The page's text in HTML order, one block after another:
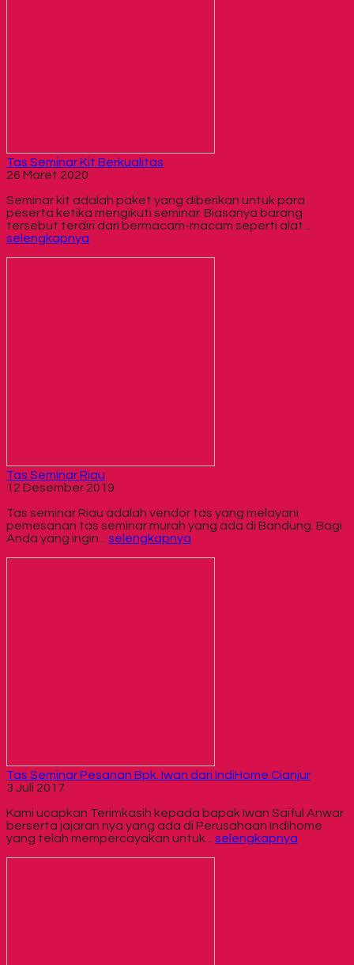
Tas Seminar Kit Berkualitas
26 Maret 2020
Seminar kit adalah paket yang diberikan untuk para
peserta ketika mengikuti seminar. Biasanya barang
tersebut terdiri dari bermacam-macam seperti alat...
selengkapnya
Tas Seminar Riau
12 Desember 2019
Tas seminar Riau adalah vendor tas yang melayani
pemesanan tas seminar murah yang ada di Bandung. Bagi
Anda yang ingin... selengkapnya
Tas Seminar Pesanan Bpk. Iwan dari IndiHome Cianjur
3 Juli 2017
Kami ucapkan Terimkasih kepada bapak Iwan Saiful Anwar
berserta jajaran nya yang ada di Perusahaan Indihome
yang telah mempercayakan untuk... selengkapnya